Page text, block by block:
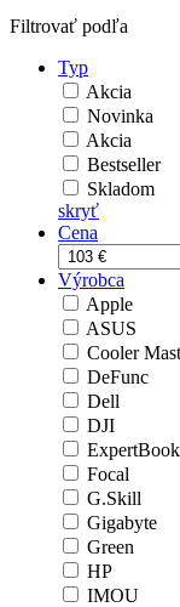
Filtrovať podľa
Typ
Akcia
Novinka
Akcia
Bestseller
Skladom
skryť
Cena
Výrobca
Apple
ASUS
Cooler
DeFunc
Dell
DJI
ExpertBook
Focal
G.Skill
Gigabyte
Green
HP
IMOU